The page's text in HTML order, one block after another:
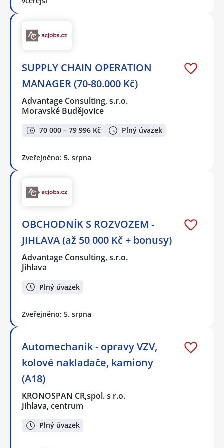
SUPPLY CHAIN OPERATION
MANAGER (70-80.000 Kč)
Advantage Consulting, s.r.o.
Moravské Budějovice
70 000 – 79 996 Kč Plný úvazek
Zveřejněno: 5. srpna
OBCHODNÍK S ROZVOZEM -
JIHLAVA (až 50 000 Kč + bonusy)
Advantage Consulting, s.r.o.
Jihlava
Plný úvazek
Zveřejněno: 5. srpna
Automechanik - opravy VZV,
kolové nakladače, kamiony
(A18)
KRONOSPAN CR,spol. s r.o.
Jihlava, centrum
Plný úvazek